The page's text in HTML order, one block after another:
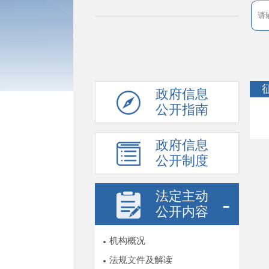
政府信息
公开指南
政府信息
公开制度
法定主动
公开内容
机构概况
法规文件及解读